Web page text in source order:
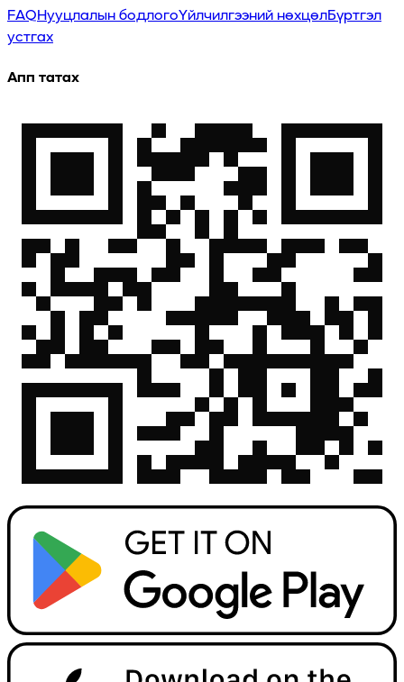
FAQНууцлалын бодлогоҮйлчилгээний нөхцөлБүртгэл
устгах
Апп татах